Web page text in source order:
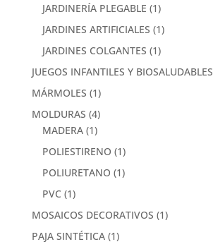
JARDINERÍA PLEGABLE (1)
JARDINES ARTIFICIALES (1)
JARDINES COLGANTES (1)
JUEGOS INFANTILES Y BIOSALUDABLES
MÁRMOLES (1)
MOLDURAS (4)
MADERA (1)
POLIESTIRENO (1)
POLIURETANO (1)
PVC (1)
MOSAICOS DECORATIVOS (1)
PAJA SINTÉTICA (1)